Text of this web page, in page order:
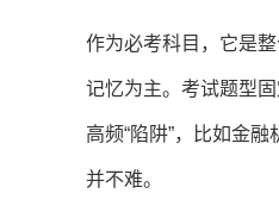
作为必考科目，它是
记忆为主。考试题型
高频“陷阱”，比如金
并不难。